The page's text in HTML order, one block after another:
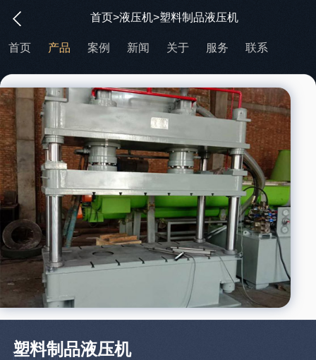
首页>液压机>塑料制品液压机
首页 产品 案例 新闻 关于 服务 联系
塑料制品液压机